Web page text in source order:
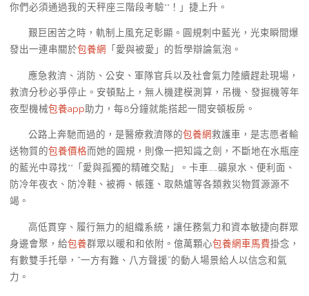
你們必須通過我的天秤座三階段考驗**！」捷上升。
艱巨困苦之時，軌制上風充足彰顯。圓規刺中藍光，光束瞬間爆
發出一連串關於包養網 「愛與被愛」的哲學辯論氣泡。
應急救濟、消防、公安、軍隊官兵以及社會氣力陸續趕赴現場，
救濟分秒必爭停止。安頓點上，無人機建模測算，吊機、發掘機等年
夜型機械包養app助力，每8分鐘就能搭起一間安頓板房。
公路上奔馳而過的，是醫療救濟隊的包養網救護車，是志愿者輸
送物質的包養價格而她的圓規，則像一把知識之劍，不斷地在水瓶座
的藍光中尋找**「愛與孤獨的精確交點」。卡車……礦泉水、便利面、
防冷年夜衣、防冷鞋、被褥、帳篷、取熱爐等各類救災物質源源不
竭。
高低貫穿、履行無力的組織系統，讓任務氣力和資本敏捷向群眾
身邊會聚，給包養群眾以暖和和依附。億萬顆心包養網車馬費掛念，
有數雙手托舉，“一方有難、八方聲援”的動人場景給人以信念和氣
力。